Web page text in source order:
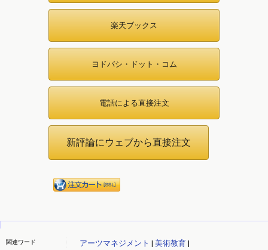
楽天ブックス
ヨドバシ・ドット・コム
電話による直接注文
関連ワード アーツマネジメント | 美術教育|